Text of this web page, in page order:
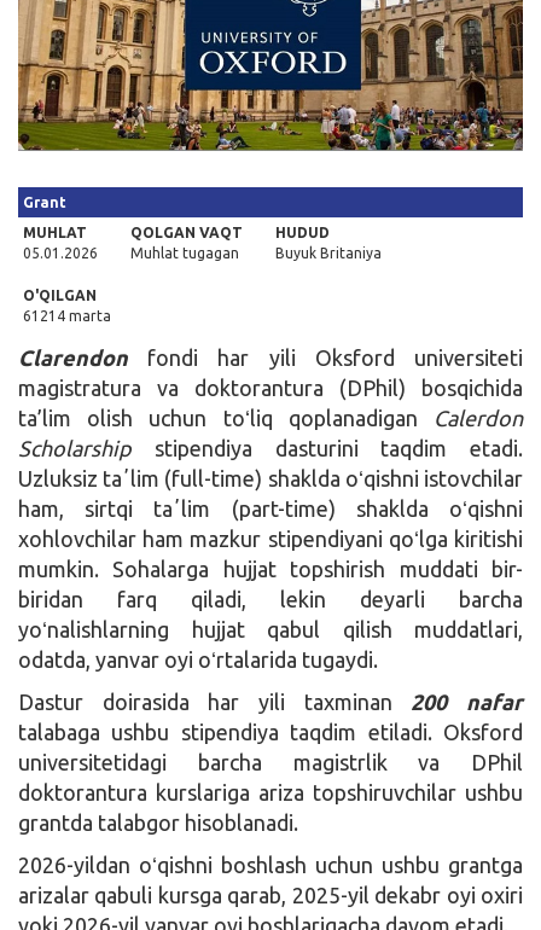
Grant
MUHLAT
05.01.2026
QOLGAN VAQT
Muhlat tugagan
HUDUD
Buyuk Britaniya
O'QILGAN
61214 marta
Clarendon fondi har yili Oksford universiteti
magistratura va doktorantura (DPhil) bosqichida
ta’lim olish uchun toʻliq qoplanadigan Calerdon
Scholarship stipendiya dasturini taqdim etadi.
Uzluksiz taʼlim (full-time) shaklda oʻqishni istovchilar
ham, sirtqi taʼlim (part-time) shaklda oʻqishni
xohlovchilar ham mazkur stipendiyani qoʻlga kiritishi
mumkin. Sohalarga hujjat topshirish muddati bir-
biridan farq qiladi, lekin deyarli barcha
yoʻnalishlarning hujjat qabul qilish muddatlari,
odatda, yanvar oyi oʻrtalarida tugaydi.
Dastur doirasida har yili taxminan 200 nafar
talabaga ushbu stipendiya taqdim etiladi. Oksford
universitetidagi barcha magistrlik va DPhil
doktorantura kurslariga ariza topshiruvchilar ushbu
grantda talabgor hisoblanadi.
2026-yildan oʻqishni boshlash uchun ushbu grantga
arizalar qabuli kursga qarab, 2025-yil dekabr oyi oxiri
yoki 2026-yil yanvar oyi boshlarigacha davom etadi.